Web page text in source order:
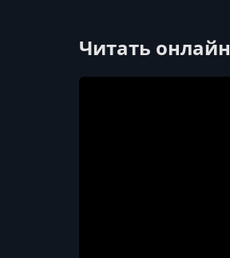
Читать онлайн